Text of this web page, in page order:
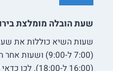
שעת הובלה מומלצת
שעות השיא כוללות את
(7:00 ל-9:00)
(16:00 ל-